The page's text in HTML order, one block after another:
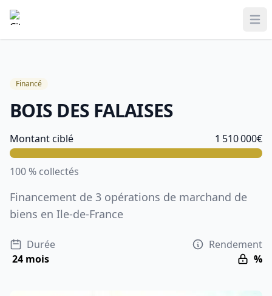
Financé
BOIS DES FALAISES
Information sur le projet
Montant ciblé 1 510 000€
100% collectés
Financement de 3 opérations de marchand de
biens en Ile-de-France
Durée
24 mois
Rendement
%